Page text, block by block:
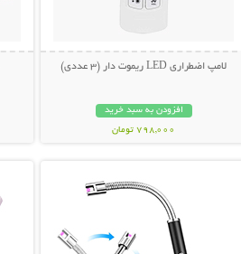
لامپ اضطراری LED ریموت دار (3 عددی)
افزودن به سبد خرید
798,000 تومان